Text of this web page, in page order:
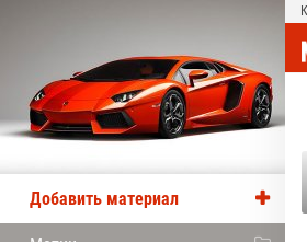
Добавить материал